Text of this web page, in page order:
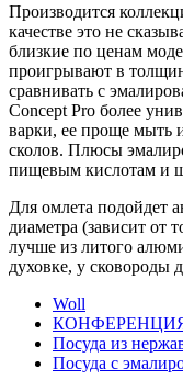
Производится
качестве это не
близкие по ценам
проигрывают в
сравнивать с
Concept Pro более
варки, ее проще мыть
сколов. Плюсы
пищевым кислотам и
Для омлета подойдет
диаметра (зависит от
лучше из литого
духовке, у сковороды
Woll
КОНФЕРЕНЦИЯ
Посуда из
Посуда с